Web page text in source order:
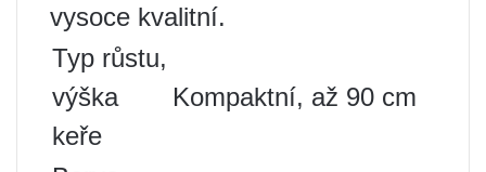
vysoce kvalitní.
Typ růstu,
výška
keře
Kompaktní, až 90 cm